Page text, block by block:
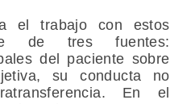
el trabajo con estos
de tres fuentes:
del paciente sobre
su conducta no
En el